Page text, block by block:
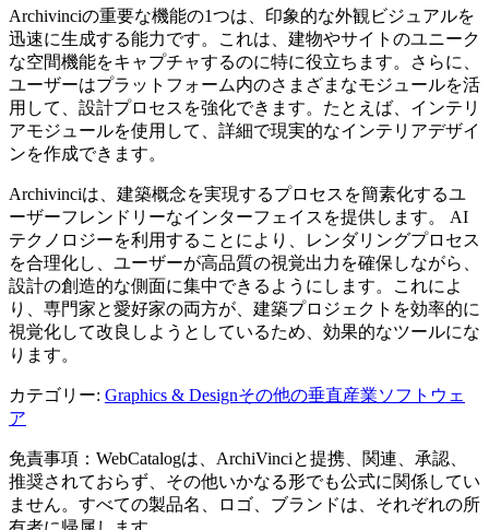
Archivinciの重要な機能の1つは、印象的な外観ビジュアルを
迅速に生成する能力です。これは、建物やサイトのユニーク
な空間機能をキャプチャするのに特に役立ちます。さらに、
ユーザーはプラットフォーム内のさまざまなモジュールを活
用して、設計プロセスを強化できます。たとえば、インテリ
アモジュールを使用して、詳細で現実的なインテリアデザイ
ンを作成できます。
Archivinciは、建築概念を実現するプロセスを簡素化するユ
ーザーフレンドリーなインターフェイスを提供します。 AI
テクノロジーを利用することにより、レンダリングプロセス
を合理化し、ユーザーが高品質の視覚出力を確保しながら、
設計の創造的な側面に集中できるようにします。これによ
り、専門家と愛好家の両方が、建築プロジェクトを効率的に
視覚化して改良しようとしているため、効果的なツールにな
ります。
カテゴリー: Graphics & Designその他の垂直産業ソフトウェ
ア
免責事項：WebCatalogは、ArchiVinciと提携、関連、承認、
推奨されておらず、その他いかなる形でも公式に関係してい
ません。すべての製品名、ロゴ、ブランドは、それぞれの所